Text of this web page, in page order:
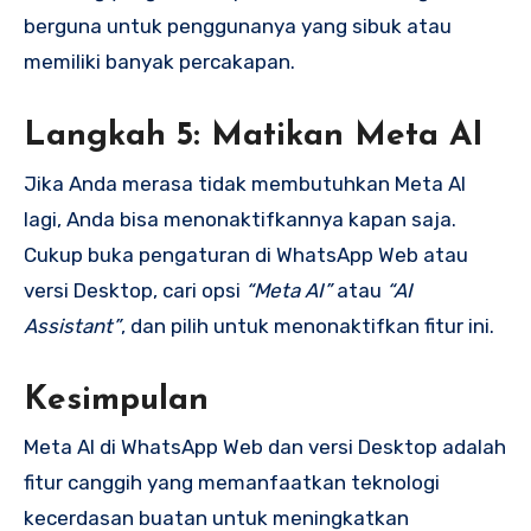
berguna untuk penggunanya yang sibuk atau
memiliki banyak percakapan.
Langkah 5: Matikan Meta AI
Jika Anda merasa tidak membutuhkan Meta AI
lagi, Anda bisa menonaktifkannya kapan saja.
Cukup buka pengaturan di WhatsApp Web atau
versi Desktop, cari opsi “Meta AI”atau “AI
Assistant”, dan pilih untuk menonaktifkan fitur ini.
Kesimpulan
Meta AI di WhatsApp Web dan versi Desktop adalah
fitur canggih yang memanfaatkan teknologi
kecerdasan buatan untuk meningkatkan